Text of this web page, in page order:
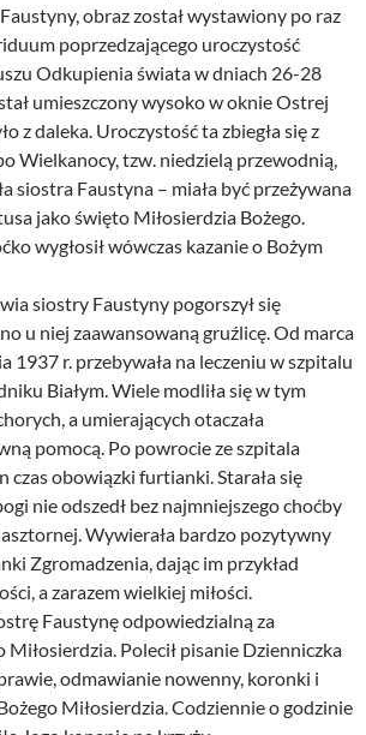
obraz został wystawiony po raz
poprzedzającego uroczystość
Odkupienia świata w dniach 26-28
umieszczony wysoko w oknie Ostrej
z daleka. Uroczystość ta zbiegła się z
Wielkanocy, tzw. niedzielą przewodnią,
siostra Faustyna – miała być przeżywana
jako święto Miłosierdzia Bożego.
wygłosił wówczas kazanie o Bożym
siostry Faustyny pogorszył się
u niej zaawansowaną gruźlicę. Od marca
1937 r. przebywała na leczeniu w szpitalu
Białym. Wiele modliła się w tym
a umierających otaczała
pomocą. Po powrocie ze szpitala
czas obowiązki furtianki. Starała się
nie odszedł bez najmniejszego choćby
Wywierała bardzo pozytywny
Zgromadzenia, dając im przykład
a zarazem wielkiej miłości.
Faustynę odpowiedzialną za
Miłosierdzia. Polecił pisanie Dzienniczka
odmawianie nowenny, koronki i
Miłosierdzia. Codziennie o godzinie